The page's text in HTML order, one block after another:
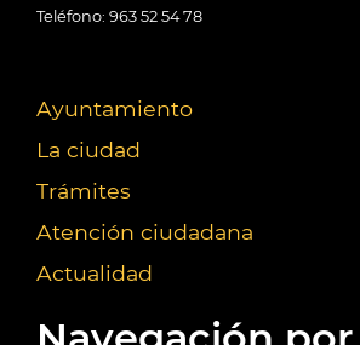
Teléfono: 963 52 54 78
Ayuntamiento
La ciudad
Trámites
Atención ciudadana
Actualidad